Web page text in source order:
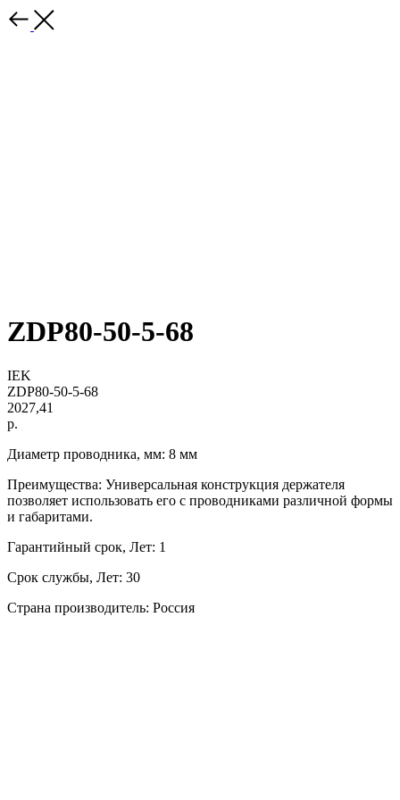
ZDP80-50-5-68
IEK
ZDP80-50-5-68
2027,41
р.
Диаметр проводника, мм: 8 мм
Преимущества: Универсальная конструкция держателя
позволяет использовать его с проводниками различной формы
и габаритами.
Гарантийный срок, Лет: 1
Срок службы, Лет: 30
Страна производитель: Россия